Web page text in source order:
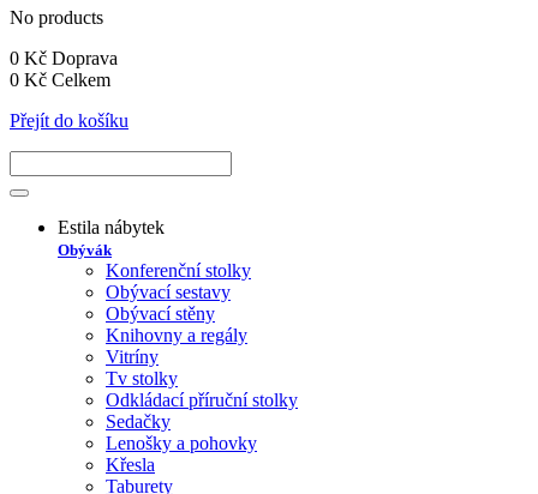
No products
0 Kč Doprava
0 Kč Celkem
Přejít do košíku
Estila nábytek
Obývák
Konferenční stolky
Obývací sestavy
Obývací stěny
Knihovny a regály
Vitríny
Tv stolky
Odkládací příruční stolky
Sedačky
Lenošky a pohovky
Křesla
Taburety